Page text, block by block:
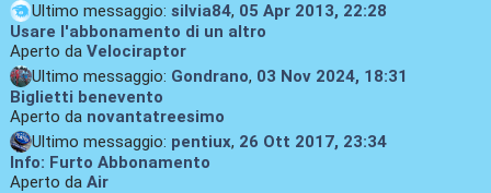
Ultimo messaggio: silvia84, 05 Apr 2013, 22:28
Usare l'abbonamento di un altro
Aperto da Velociraptor
Ultimo messaggio: Gondrano, 03 Nov 2024, 18:31
Biglietti benevento
Aperto da novantatreesimo
Ultimo messaggio: pentiux, 26 Ott 2017, 23:34
Info: Furto Abbonamento
Aperto da Air